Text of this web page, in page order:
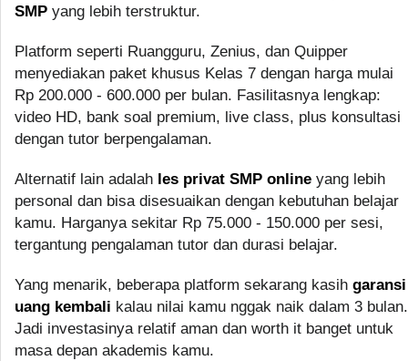
SMP yang lebih terstruktur.
Platform seperti Ruangguru, Zenius, dan Quipper
menyediakan paket khusus Kelas 7 dengan harga mulai
Rp 200.000 - 600.000 per bulan. Fasilitasnya lengkap:
video HD, bank soal premium, live class, plus konsultasi
dengan tutor berpengalaman.
Alternatif lain adalah les privat SMP online yang lebih
personal dan bisa disesuaikan dengan kebutuhan belajar
kamu. Harganya sekitar Rp 75.000 - 150.000 per sesi,
tergantung pengalaman tutor dan durasi belajar.
Yang menarik, beberapa platform sekarang kasih garansi
uang kembali kalau nilai kamu nggak naik dalam 3 bulan.
Jadi investasinya relatif aman dan worth it banget untuk
masa depan akademis kamu.